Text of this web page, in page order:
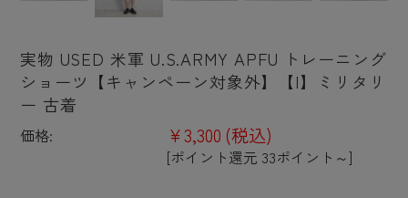
実物 USED 米軍 U.S.ARMY APFU トレーニング
ショーツ【キャンペーン対象外】【I】ミリタリ
ー 古着
価格: ¥3,300 (税込)
[ポイント還元 33ポイント～]